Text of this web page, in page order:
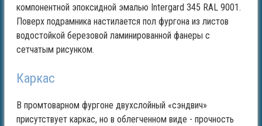
компонентной эпоксидной эмалью Intergard 345 RAL 9001.
Поверх подрамника настилается пол фургона из листов
водостойкой березовой ламинированной фанеры с
сетчатым рисунком.
Каркас
В промтоварном фургоне двухслойный «сэндвич»
присутствует каркас, но в облегченном виде - прочность